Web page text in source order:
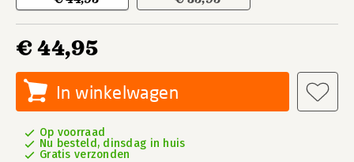
€ 44,95
In winkelwagen
Op voorraad
Nu besteld, dinsdag in huis
Gratis verzonden